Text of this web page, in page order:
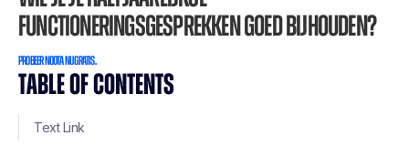
TABLE OF CONTENTS
Text Link
functioneringsgesprekken goed bijhouden?
Probeer Noota nu gratis.